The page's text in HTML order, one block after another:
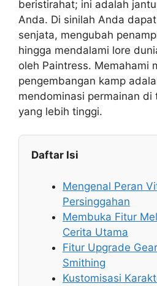
beristirahat; ini adalah
Anda. Di sinilah Anda
senjata, mengubah
hingga mendalami lore
oleh Paintress. Memahami
pengembangan kamp
mendominasi permainan di
yang lebih tinggi.
Daftar Isi
Mengenal Peran
Persinggahan
Membuka Fitur
Cerita Utama
Fitur Upgrade
Smithing
Kustomisasi